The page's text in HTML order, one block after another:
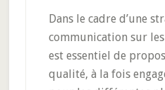
Dans le cadre d’une
communication sur
est essentiel de
qualité, à la fois